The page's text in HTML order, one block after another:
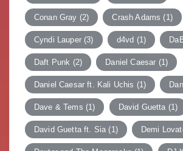
Conan Gray (2) Crash Adams (1)
Cyndi Lauper(3) d4vd (1)
Daft Punk (2) Daniel Caesar (1)
Daniel Caesar ft. Kali Uchis (1)
Dave & Tems (1) David Guetta (1)
David Guetta ft. Sia (1) Demi